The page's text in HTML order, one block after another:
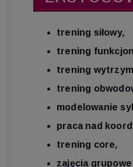
trening siłowy,
trening
trening
trening
modelowanie
praca nad
trening core,
zajęcia